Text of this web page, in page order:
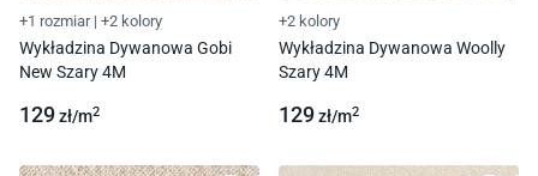
+1 rozmiar | +2 kolory
Wykładzina Dywanowa Gobi
New Szary 4M
129zł/m2
+2 kolory
Wykładzina Dywanowa Woolly
Szary 4M
129zł/m2